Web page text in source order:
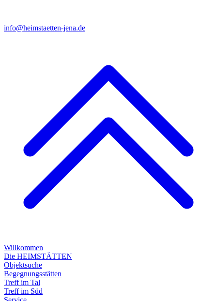
info@heimstaetten-jena.de
Willkommen
Die HEIMSTÄTTEN
Objektsuche
Begegnungsstätten
Treff im Tal
Treff im Süd